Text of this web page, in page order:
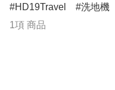
HD19Travel 洗地機
1項 商品